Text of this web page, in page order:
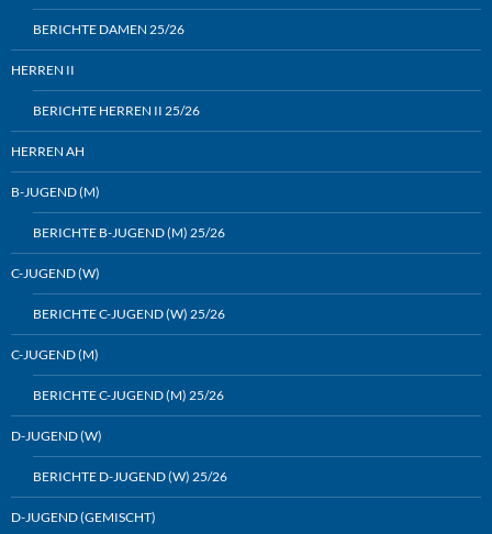
BERICHTE DAMEN 25/26
HERREN II
BERICHTE HERREN II 25/26
HERREN AH
B-JUGEND (M)
BERICHTE B-JUGEND (M) 25/26
C-JUGEND (W)
BERICHTE C-JUGEND (W) 25/26
C-JUGEND (M)
BERICHTE C-JUGEND (M) 25/26
D-JUGEND (W)
BERICHTE D-JUGEND (W) 25/26
D-JUGEND (GEMISCHT)